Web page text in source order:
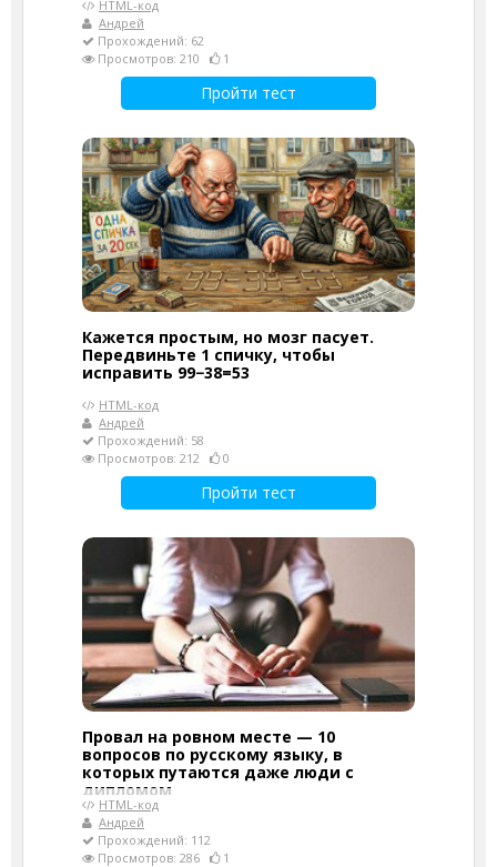
HTML-код
Андрей
Прохождений: 62
Просмотров: 210
1
Пройти тест
Кажется простым, но мозг пасует.
Передвиньте 1 спичку, чтобы
исправить 99−38=53
HTML-код
Андрей
Прохождений: 58
Просмотров: 212
0
Пройти тест
Провал на ровном месте — 10
вопросов по русскому языку, в
которых путаются даже люди с
дипломом
HTML-код
Андрей
Прохождений: 112
Просмотров: 286
1